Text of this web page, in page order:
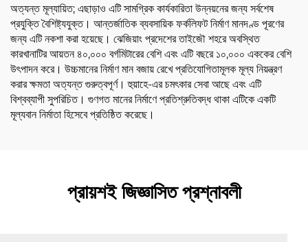
অত্যন্ত মূল্যায়িত; এছাড়াও এটি সামগ্রিক কার্যকারিতা উন্নয়নের জন্য সর্বশেষ
প্রযুক্তি বৈশিষ্ট্যযুক্ত। আন্তর্জাতিক ব্যবসায়িক ফর্কলিফট নির্মাণ মানদণ্ড পূরণের
জন্য এটি নকশা করা হয়েছে। ঝেজিয়াং প্রদেশের তাইজৌ শহরে অবস্থিত
কারখানাটির আয়তন ৪০,০০০ বর্গমিটারের বেশি এবং এটি বছরে ১০,০০০ এককের বেশি
উৎপাদন করে। উচ্চমানের নির্মাণ মান বজায় রেখে প্রতিযোগিতামূলক মূল্য নিয়ন্ত্রণ
করার ক্ষমতা অত্যন্ত গুরুত্বপূর্ণ। হুয়াহে-এর চমৎকার সেবা আছে এবং এটি
বিশ্বব্যাপী সুপরিচিত। গুণগত মানের নির্মাণে প্রতিশ্রুতিবদ্ধ থাকা এটিকে একটি
মূল্যবান নির্মাতা হিসেবে প্রতিষ্ঠিত করেছে।
প্রায়শই জিজ্ঞাসিত প্রশ্নাবলী